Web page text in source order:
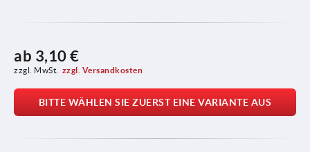
ab 3,10 €
zzgl. MwSt. zzgl. Versandkosten
BITTE WÄHLEN SIE ZUERST EINE VARIANTE AUS